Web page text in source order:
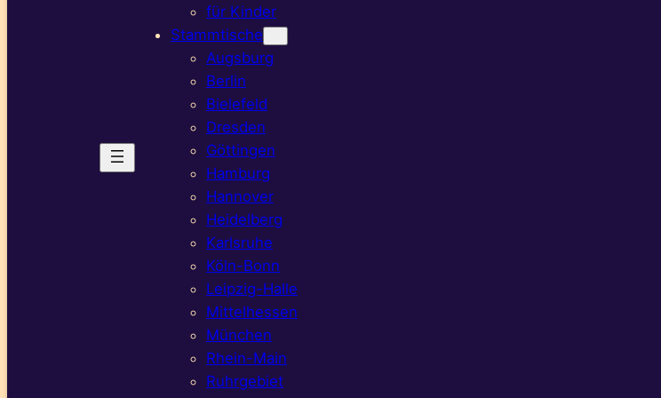
für Kinder
Stammtische
Augsburg
Berlin
Bielefeld
Dresden
Göttingen
Hamburg
Hannover
Heidelberg
Karlsruhe
Köln-Bonn
Leipzig-Halle
Mittelhessen
München
Rhein-Main
Ruhrgebiet